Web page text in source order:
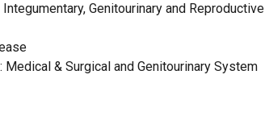
Genitourinary and Reproductive
Medical & Surgical and Genitourinary System